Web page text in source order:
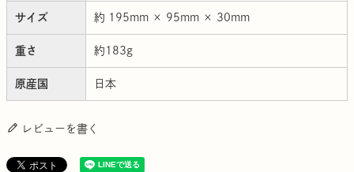
サイズ 約 195mm × 95mm × 30mm
重さ 約183g
原産国 日本
レビューを書く